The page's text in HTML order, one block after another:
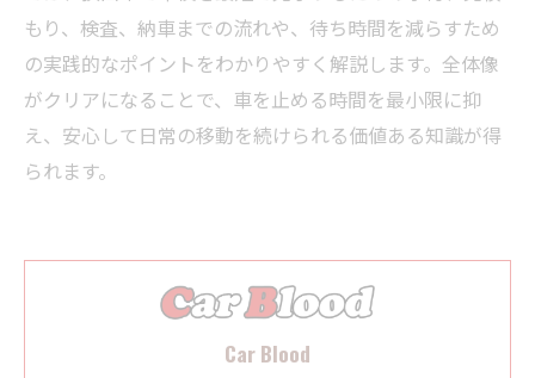
もり、検査、納車までの流れや、待ち時間を減らすため
の実践的なポイントをわかりやすく解説します。全体像
がクリアになることで、車を止める時間を最小限に抑
え、安心して日常の移動を続けられる価値ある知識が得
られます。
Car Blood